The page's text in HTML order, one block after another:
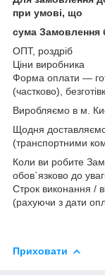
при умові, що
сума Замовлення
ОПТ, роздріб
Ціни виробника
Форма оплати ―
(частково),
Виробляємо в м.
Щодня доставляємо
(транспортними
Коли ви робите
обов`язково до
Строк виконання /
(рахуючи з дати
Приховати